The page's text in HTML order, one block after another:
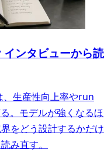
ンタビューから読
、生産性向上率やrun
。モデルが強くなる
をどう設計するかだけ
み直す。